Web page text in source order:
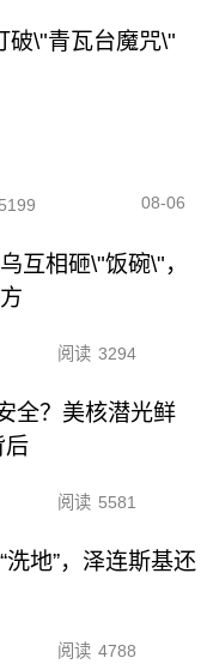
破\"青瓦台魔咒\"
5199 08-06
互相砸\"饭碗\"，
阅读 3294
全？美核潜光鲜
后
阅读 5581
洗地”，泽连斯基还
阅读 4788